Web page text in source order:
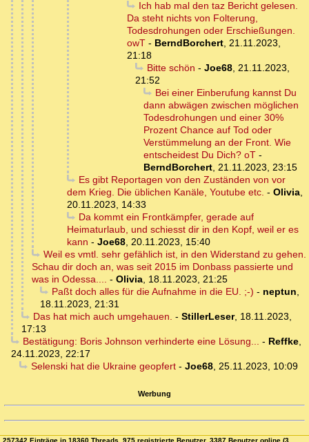
Ich hab mal den taz Bericht gelesen.
Da steht nichts von Folterung,
Todesdrohungen oder Erschießungen.
owT - BerndBorchert, 21.11.2023,
21:18
Bitte schön - Joe68, 21.11.2023,
21:52
Bei einer Einberufung kannst Du
dann abwägen zwischen möglichen
Todesdrohungen und einer 30%
Prozent Chance auf Tod oder
Verstümmelung an der Front. Wie
entscheidest Du Dich? oT -
BerndBorchert, 21.11.2023, 23:15
Es gibt Reportagen von den Zuständen von vor
dem Krieg. Die üblichen Kanäle, Youtube etc. - Olivia,
20.11.2023, 14:33
Da kommt ein Frontkämpfer, gerade auf
Heimaturlaub, und schiesst dir in den Kopf, weil er es
kann - Joe68, 20.11.2023, 15:40
Weil es vmtl. sehr gefählich ist, in den Widerstand zu gehen.
Schau dir doch an, was seit 2015 im Donbass passierte und
was in Odessa.... - Olivia, 18.11.2023, 21:25
Paßt doch alles für die Aufnahme in die EU. ;-) - neptun,
18.11.2023, 21:31
Das hat mich auch umgehauen. - StillerLeser, 18.11.2023,
17:13
Bestätigung: Boris Johnson verhinderte eine Lösung... - Reffke,
24.11.2023, 22:17
Selenski hat die Ukraine geopfert- Joe68, 25.11.2023, 10:09
Werbung
257342 Einträge in 18360 Threads, 975 registrierte Benutzer, 3387 Benutzer online (3